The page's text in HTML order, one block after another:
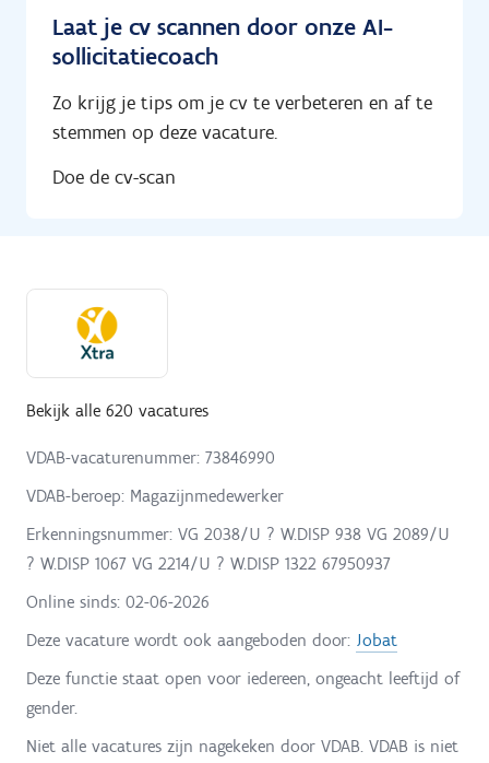
Laat je cv scannen door onze AI-
sollicitatiecoach
Zo krijg je tips om je cv te verbeteren en af te
stemmen op deze vacature.
Doe de cv-scan
Bekijk alle 620 vacatures
VDAB-vacaturenummer: 73846990
VDAB-beroep: Magazijnmedewerker
Erkenningsnummer: VG 2038/U ? W.DISP 938 VG 2089/U
? W.DISP 1067 VG 2214/U ? W.DISP 1322 67950937
Online sinds: 02-06-2026
Deze vacature wordt ook aangeboden door: Jobat
Deze functie staat open voor iedereen, ongeacht leeftijd of
gender.
Niet alle vacatures zijn nagekeken door VDAB. VDAB is niet